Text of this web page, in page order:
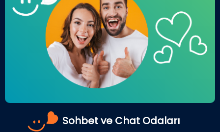
Sohbet ve Chat Odaları